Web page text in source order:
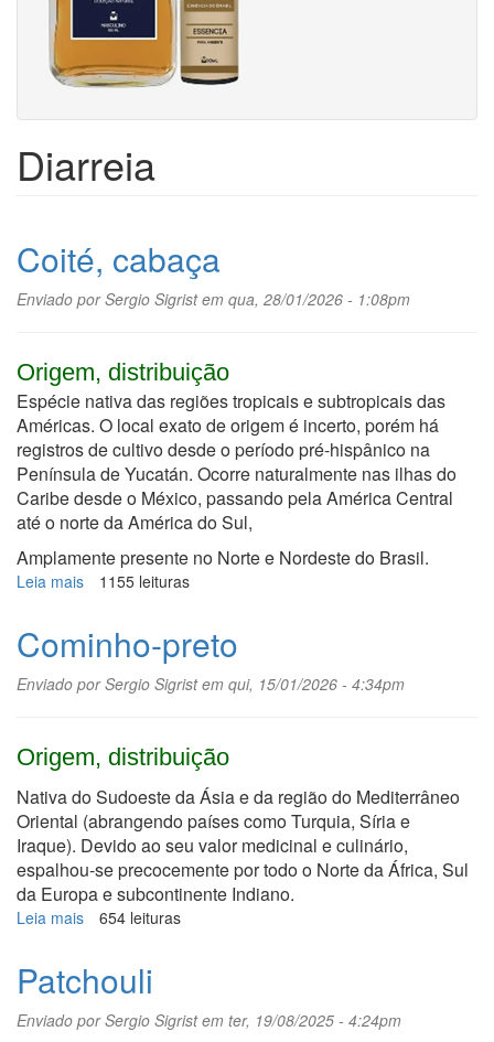
Diarreia
Coité, cabaça
Enviado porSergio Sigristem qua, 28/01/2026 - 1:08pm
Origem, distribuição
Espécie nativa das regiões tropicais e subtropicais das
Américas. O local exato de origem é incerto, porém há
registros de cultivo desde o período pré-hispânico na
Península de Yucatán. Ocorre naturalmente nas ilhas do
Caribe desde o México, passando pela América Central
até o norte da América do Sul,
Amplamente presente no Norte e Nordeste do Brasil.
Leia mais sobre
1155 leituras
Cominho-preto
Enviado porSergio Sigristem qui, 15/01/2026 - 4:34pm
Origem, distribuição
Nativa do Sudoeste da Ásia e da região do Mediterrâneo
Oriental (abrangendo países como Turquia, Síria e
Iraque). Devido ao seu valor medicinal e culinário,
espalhou-se precocemente por todo o Norte da África, Sul
da Europa e subcontinente Indiano.
Leia mais sobre
654 leituras
Patchouli
Enviado porSergio Sigristem ter, 19/08/2025 - 4:24pm